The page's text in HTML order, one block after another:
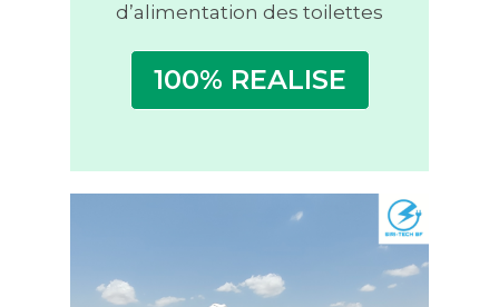
d’alimentation des toilettes
100% REALISE